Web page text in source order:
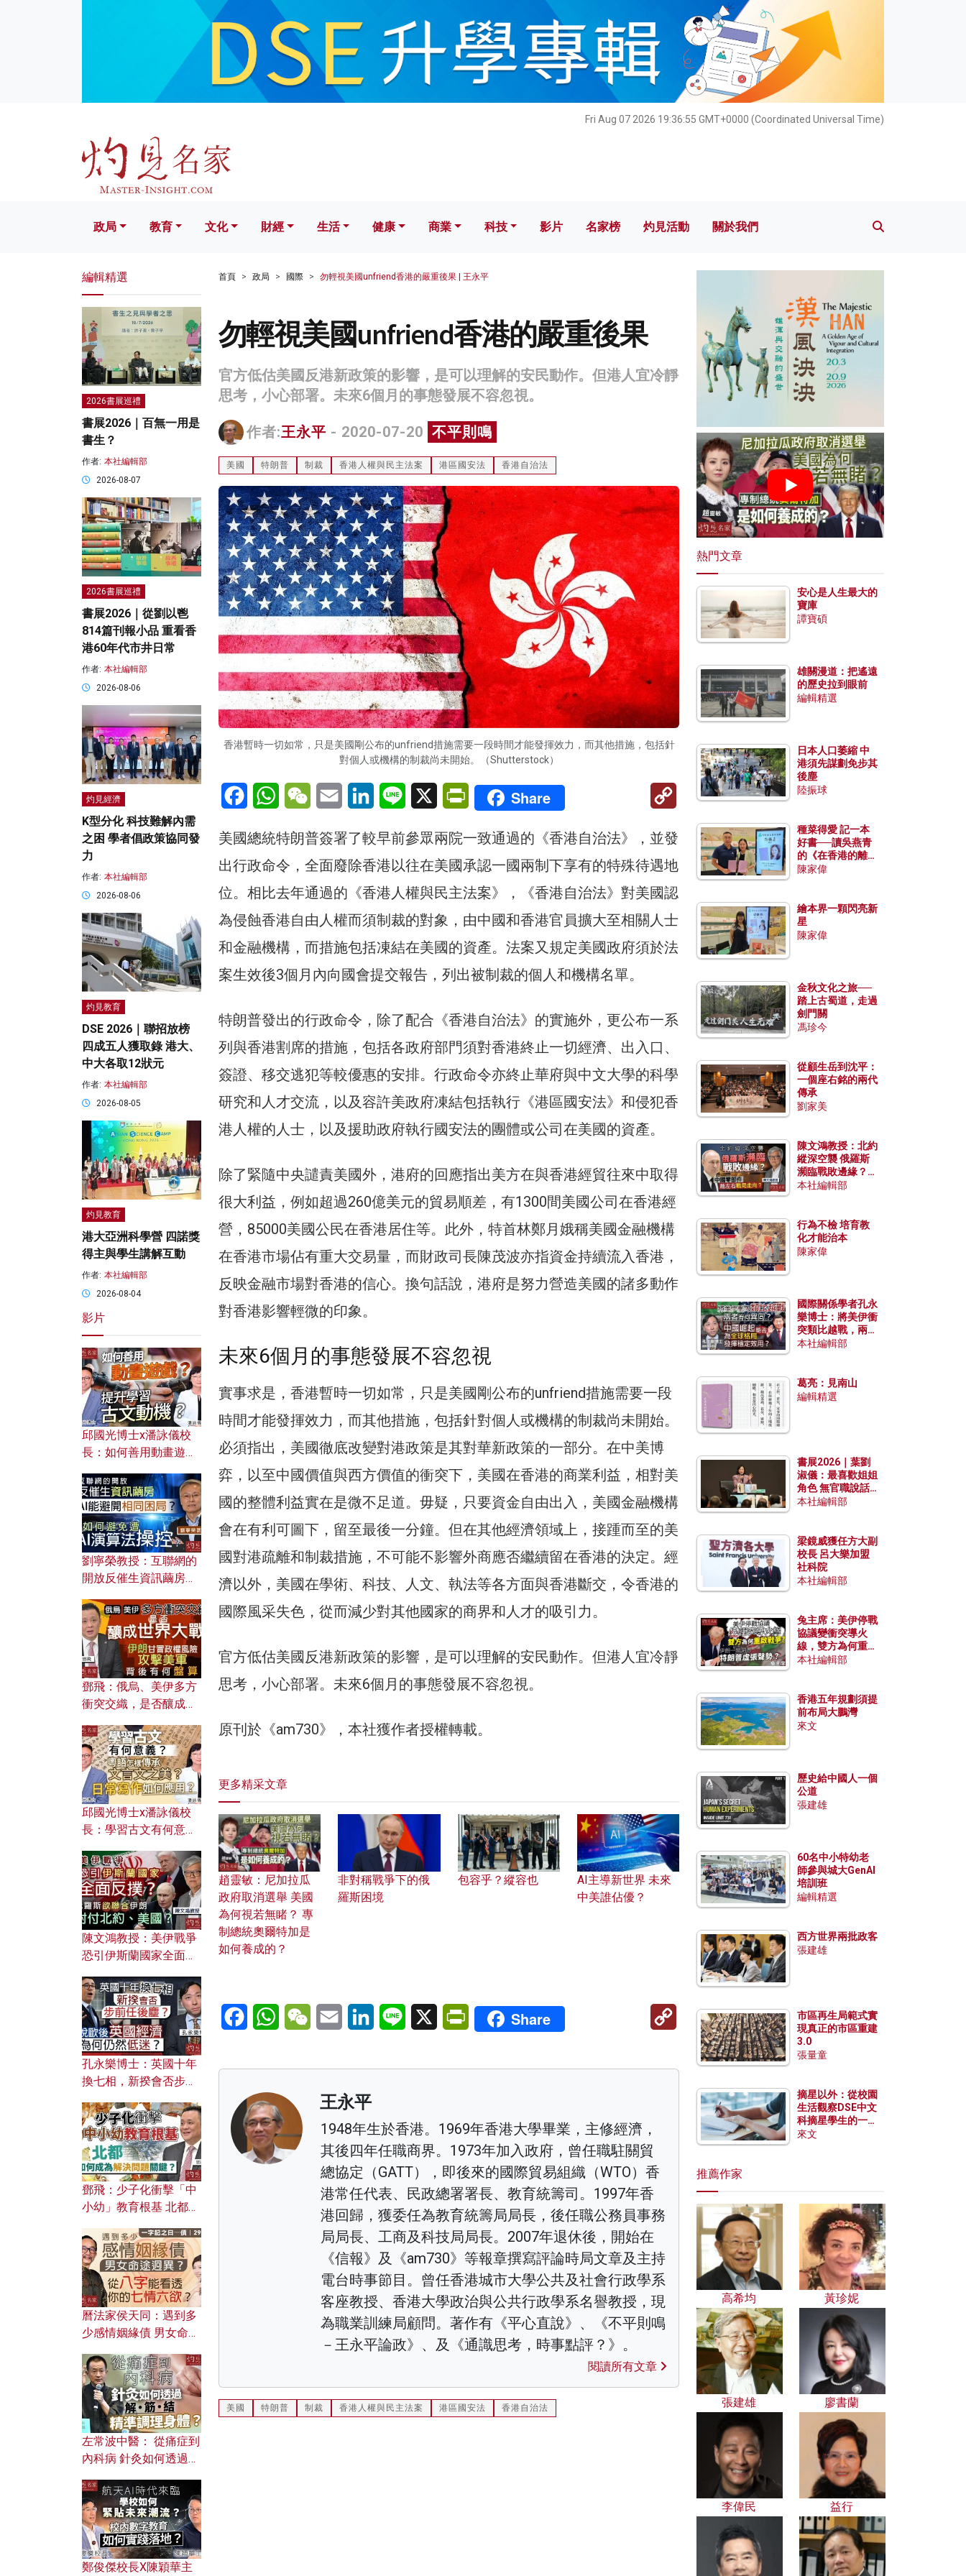
Fri Aug 07 2026 19:36:57 GMT+0000 (Coordinated Universal Time)
文化 財經 生活 健康 科技 影片 名家榜 灼見活動 關於我們
政局 教育 文化 財經 生活 健康 商業 科技 影片 名家榜 灼見活動 關於我們
首頁 政局 國際 勿輕視美國unfriend香港的嚴重後果 | 王永平
勿輕視美國unfriend香港的嚴重後果
官方低估美國反港新政策的影響，是可以理解的安民動作。但港人宜冷靜
思考，小心部署。未來6個月的事態發展不容忽視。
作者:王永平 - 2020-07-20 不平則鳴
美國 特朗普 制裁 香港人權與民主法案 港區國安法 香港自治法
香港暫時一切如常，只是美國剛公布的unfriend措施需要一段時間才能發揮效力，而其他措施，包括針
對個人或機構的制裁尚未開始。（Shutterstock）
FacebookWhatsAppWeChatEmail LinkedInLine X PrintFriendly
Share
Copy
Link
美國總統特朗普簽署了較早前參眾兩院一致通過的《香港自治法》，並發
出行政命令，全面廢除香港以往在美國承認一國兩制下享有的特殊待遇地
位。相比去年通過的《香港人權與民主法案》，《香港自治法》對美國認
為侵蝕香港自由人權而須制裁的對象，由中國和香港官員擴大至相關人士
和金融機構，而措施包括凍結在美國的資產。法案又規定美國政府須於法
案生效後3個月內向國會提交報告，列出被制裁的個人和機構名單。
特朗普發出的行政命令，除了配合《香港自治法》的實施外，更公布一系
列與香港割席的措施，包括各政府部門須對香港終止一切經濟、出入口、
簽證、移交逃犯等較優惠的安排。行政命令亦終止華府與中文大學的科學
研究和人才交流，以及容許美政府凍結包括執行《港區國安法》和侵犯香
港人權的人士，以及援助政府執行國安法的團體或公司在美國的資產。
除了緊隨中央譴責美國外，港府的回應指出美方在與香港經貿往來中取得
很大利益，例如超過260億美元的貿易順差，有1300間美國公司在香港經
營，85000美國公民在香港居住等。此外，特首林鄭月娥稱美國金融機構
在香港市場佔有重大交易量，而財政司長陳茂波亦指資金持續流入香港，
反映金融市場對香港的信心。換句話說，港府是努力營造美國的諸多動作
對香港影響輕微的印象。
未來6個月的事態發展不容忽視
實事求是，香港暫時一切如常，只是美國剛公布的unfriend措施需要一段
時間才能發揮效力，而其他措施，包括針對個人或機構的制裁尚未開始。
必須指出，美國徹底改變對港政策是其對華新政策的一部分。在中美博
弈，以至中國價值與西方價值的衝突下，美國在香港的商業利益，相對美
國的整體利益實在是微不足道。毋疑，只要資金自由出入，美國金融機構
會在有利可圖下，留至最後一分鐘。但在其他經濟領域上，接踵而至的美
國對港疏離和制裁措施，不可能不影響外商應否繼續留在香港的決定。經
濟以外，美國在學術、科技、人文、執法等各方面與香港斷交，令香港的
國際風采失色，從而減少對其他國家的商界和人才的吸引力。
官方低估美國反港新政策的影響，是可以理解的安民動作。但港人宜冷靜
思考，小心部署。未來6個月的事態發展不容忽視。
原刊於《am730》，本社獲作者授權轉載。
更多精采文章
趙靈敏：尼加拉瓜
政府取消選舉 美國
為何視若無睹？ 專
制總統奧爾特加是
如何養成的？
非對稱戰爭下的俄
羅斯困境
包容乎？縱容也
AI主導新世界 未來
中美誰佔優？
FacebookWhatsAppWeChatEmail LinkedInLine X PrintFriendly
Share
Copy
王永平
1948年生於香港。1969年香港大學畢業，主修經濟，
其後四年任職商界。1973年加入政府，曾任職駐關貿
總協定（GATT），即後來的國際貿易組織（WTO）香
港常任代表、民政總署署長、教育統籌司。1997年香
港回歸，獲委任為教育統籌局局長，後任職公務員事務
局局長、工商及科技局局長。2007年退休後，開始在
《信報》及《am730》等報章撰寫評論時局文章及主持
電台時事節目。曾任香港城市大學公共及社會行政學系
客座教授、香港大學政治與公共行政學系名譽教授，現
為職業訓練局顧問。著作有《平心直說》、《不平則鳴
－王永平論政》、及《通識思考，時事點評？》。
閱讀所有文章
美國 特朗普 制裁 香港人權與民主法案 港區國安法 香港自治法
編輯精選
2026書展巡禮
書展2026｜百無一用是
書生？
作者: 本社編輯部
2026-08-07
2026書展巡禮
書展2026｜從劉以鬯
814篇刊報小品 重看香
港60年代市井日常
作者: 本社編輯部
2026-08-06
灼見經濟
K型分化 科技難解內需
之困 學者倡政策協同發
力
作者: 本社編輯部
2026-08-06
灼見教育
DSE 2026｜聯招放榜
四成五人獲取錄 港大、
中大各取12狀元
作者: 本社編輯部
2026-08-05
灼見教育
港大亞洲科學營 四諾獎
得主與學生講解互動
作者: 本社編輯部
2026-08-04
影片
邱國光博士x潘詠儀校
長：如何善用動畫遊戲
劉寧榮教授：互聯網的
開放反催生資訊繭房，
何避免遭AI演算法操
控？
鄧飛：俄烏、美伊多方
衝突交織，是否釀成世
風險攻擊美軍，背後有
何盤算？
邱國光博士x潘詠儀校
長：學習古文有何意
文之美？ 日常寫作如何
應用？
陳文鴻教授：美伊戰爭
恐引伊斯蘭國家全面反
對付北約美國？
孔永樂博士：英國十年
換七相，新揆會否步前
濟為何仍然低迷？
鄧飛：少子化衝擊「中
小幼」教育根基 北都如
曆法家侯天同：遇到多
少感情姻緣債 男女命途
的七情六欲？
左常波中醫： 從痛症到
內科病 針灸如何透過解
鄭俊傑校長X陳穎華主
熱門文章
安心是人生最大的
寶庫
譚寶碩
雄關漫道：把遙遠
的歷史拉到眼前
編輯精選
日本人口萎縮 中
港須先謀劃免步其
後塵
陸振球
種菜得愛 記一本
好書──讀吳燕青
的《在香港的離島
種菜》
陳家偉
繪本界一顆閃亮新
星
陳家偉
金秋文化之旅──
踏上古蜀道，走過
劍門關
馮珍今
從顧生岳到沈平：
一個座右銘的兩代
傳承
劉家美
陳文鴻教授：北約
縱深空襲 俄羅斯
瀕臨戰敗邊緣？中
國零部件能左右戰
本社編輯部
行為不檢 培育教
化才能治本
陳家偉
國際關係學者孔永
樂博士：將美伊衝
突類比越戰，兩者
有何異同？中國崛
本社編輯部
葛亮：見南山
編輯精選
書展2026｜葉劉
淑儀：最喜歡姐姐
角色 無官職說話
包袱少
本社編輯部
梁鏡威獲任方大副
校長 呂大樂加盟
社科院
本社編輯部
兔主席：美伊停戰
協議變衝突導火
線，雙方為何重啟
戰爭？伊朗一早洞
本社編輯部
香港五年規劃須提
前布局大鵬灣
來文
歷史給中國人一個
公道
張建雄
60名中小特幼老
師參與城大GenAI
培訓班
編輯精選
西方世界兩批政客
張建雄
市區再生局範式實
現真正的市區重建
3.0
張量童
摘星以外：從校園
生活觀察DSE中文
科摘星學生的一點
特質
來文
推薦作家
高希均 黃珍妮
張建雄 廖書蘭
李偉民 益行